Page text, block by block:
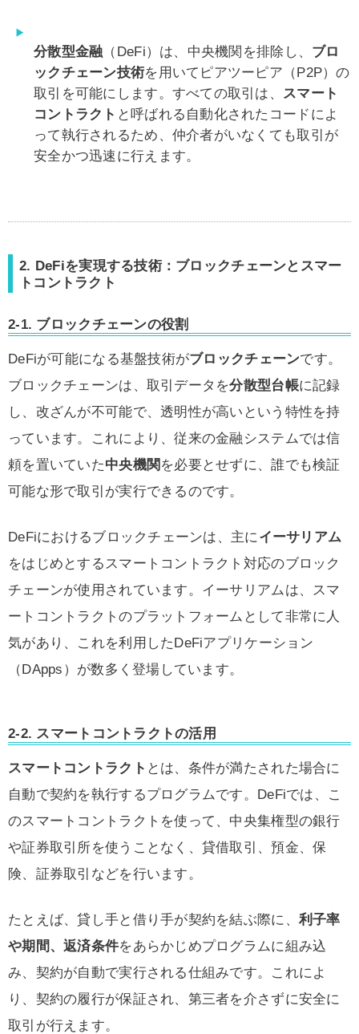
分散型金融 （DeFi）は、中央機関を排除し、 ブロ
ックチェーン技術を用いてピアツーピア（P2P）の
取引を可能にします。すべての取引は、 スマート
コントラクト と呼ばれる自動化されたコードによ
って執行されるため、仲介者がいなくても取引が
安全かつ迅速に行えます。
2. DeFiを実現する技術：ブロックチェーンとスマー
トコントラクト
2-1. ブロックチェーンの役割
DeFiが可能になる基盤技術がブロックチェーンです。
ブロックチェーンは、取引データを分散型台帳に記録
し、改ざんが不可能で、透明性が高いという特性を持
っています。これにより、従来の金融システムでは信
頼を置いていた中央機関 を必要とせずに、誰でも検証
可能な形で取引が実行できるのです。
DeFiにおけるブロックチェーンは、主にイーサリアム
をはじめとするスマートコントラクト対応のブロック
チェーンが使用されています。イーサリアムは、スマ
ートコントラクトのプラットフォームとして非常に人
気があり、これを利用したDeFiアプリケーション
（DApps）が数多く登場しています。
2-2. スマートコントラクトの活用
スマートコントラクト とは、条件が満たされた場合に
自動で契約を執行するプログラムです。DeFiでは、こ
のスマートコントラクトを使って、中央集権型の銀行
や証券取引所を使うことなく、貸借取引、預金、保
険、証券取引などを行います。
たとえば、貸し手と借り手が契約を結ぶ際に、 利子率
や期間、返済条件をあらかじめプログラムに組み込
み、契約が自動で実行される仕組みです。これによ
り、契約の履行が保証され、第三者を介さずに安全に
取引が行えます。